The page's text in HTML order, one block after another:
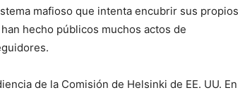
mafioso que intenta encubrir sus propios
hecho públicos muchos actos de
de la Comisión de Helsinki de EE. UU. En